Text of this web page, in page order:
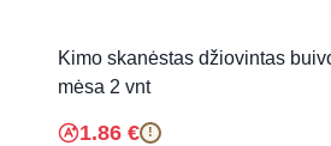
Kimo skanėstas džiovintas
mėsa 2 vnt
1.86 € !